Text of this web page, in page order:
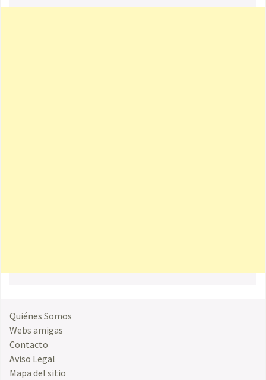
Quiénes Somos
Webs amigas
Contacto
Aviso Legal
Mapa del sitio